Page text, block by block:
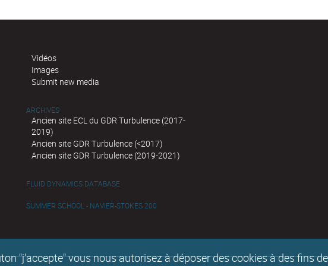
"j'accepte" vous nous autorisez à déposer des cookies à des fins
Vidéos
Images
Submit new media
ARCHIVES
Ancien site ECL du GDR Turbulence (2017-
2019)
Ancien site GDR Turbulence (<2017)
Ancien site GDR Turbulence (2019-2021)
FLUID DYNAMICS DATABASE
SUMMER SCHOOL - NAVIER-STOKES 200